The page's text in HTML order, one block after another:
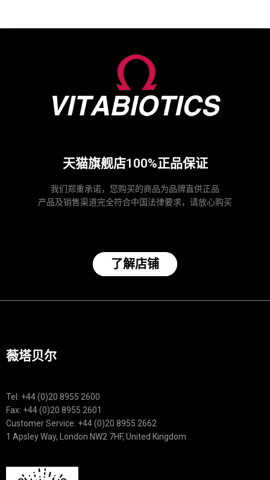
天猫旗舰店100%正品保证
我们郑重承诺，您购买的商品为品牌直供正品
产品及销售渠道完全符合中国法律要求，请放心购买
了解店铺
薇塔贝尔
Tel: +44 (0)20 8955 2600
Fax: +44 (0)20 8955 2601
Customer Service: +44 (0)20 8955 2662
1 Apsley Way, London NW2 7HF, United Kingdom